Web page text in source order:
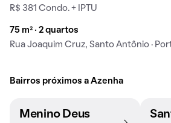
R$ 381 Condo. + IPTU
75 m² · 2 quartos
Rua Joaquim Cruz, Santo Antônio ·
Bairros próximos a Azenha
Menino Deus